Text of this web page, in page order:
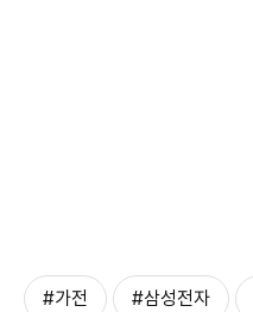
#가전 #삼성전자